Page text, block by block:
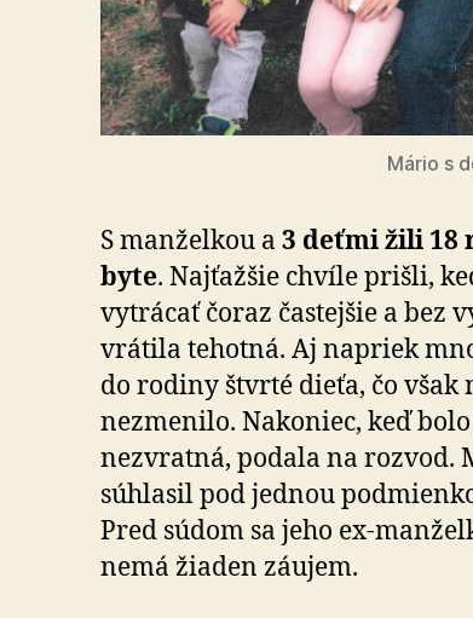
Mário s
S manželkou a 3 deťmi žili 18
byte. Naj­ťaž­šie chvíle prišli,
vytrácať čoraz častejšie a bez
vrátila tehotná. Aj napriek
do rodiny štvrté dieťa, čo
nezmenilo. Nakoniec, keď
nezvratná, podala na rozvod.
súhlasil pod jednou
Pred súdom sa jeho ex-
nemá žiaden záujem.